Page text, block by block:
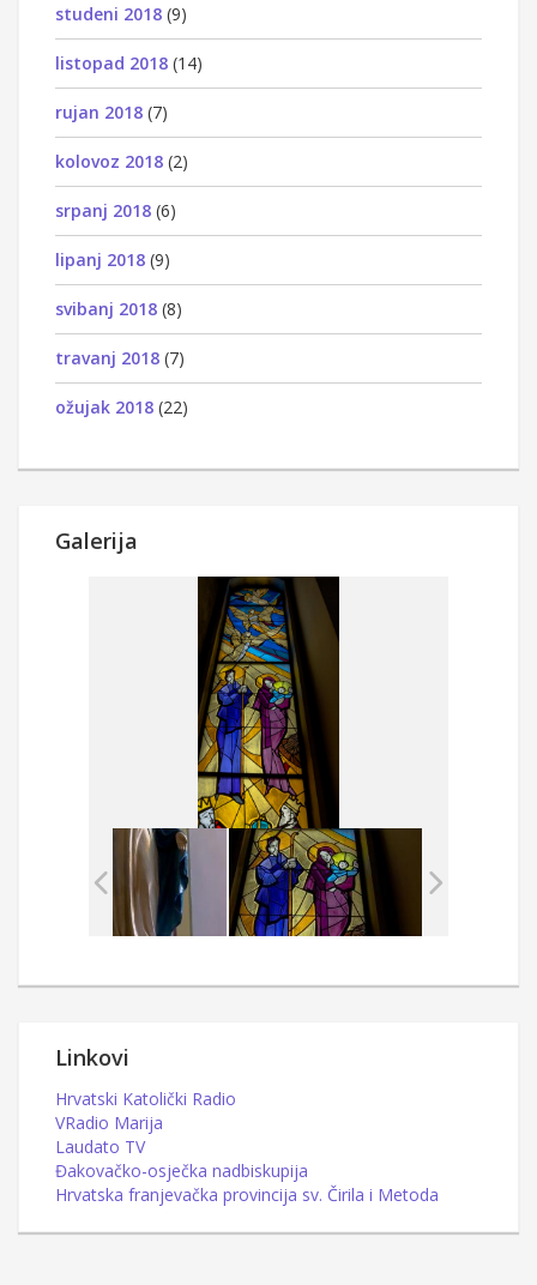
studeni 2018 (9)
listopad 2018 (14)
rujan 2018 (7)
kolovoz 2018 (2)
srpanj 2018 (6)
lipanj 2018 (9)
svibanj 2018 (8)
travanj 2018 (7)
ožujak 2018 (22)
Galerija
Linkovi
Hrvatski Katolički Radio
VRadio Marija
Laudato TV
Đakovačko-osječka nadbiskupija
Hrvatska franjevačka provincija sv. Čirila i Metoda